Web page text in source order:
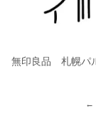
無印良品 札幌パ
←